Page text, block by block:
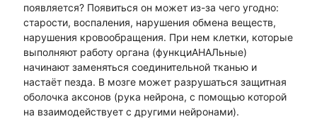
появляется? Появиться он может из-за чего угодно:
старости, воспаления, нарушения обмена веществ,
нарушения кровообращения. При нем клетки, которые
выполняют работу органа (функциАНАЛьные)
начинают заменяться соединительной тканью и
настаёт пезда. В мозге может разрушаться защитная
оболочка аксонов (рука нейрона, с помощью которой
на взаимодействует с другими нейронами).